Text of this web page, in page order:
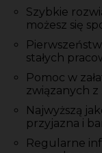
Szybkie
możesz się
stałych
Pomoc w
związanych
Najwyższą
przyjazna i
Regularne